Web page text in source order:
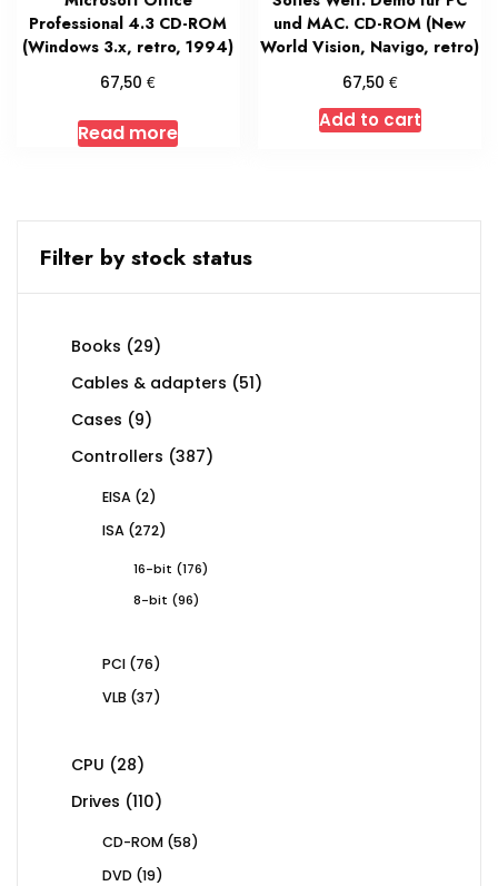
Professional 4.3 CD-ROM
(Windows 3.x, retro, 1994)
67,50€
Read more
und MAC. CD-ROM (New
World Vision, Navigo, retro)
67,50 €
Add to cart
Filter by stock status
Books 2929
Cables & adapters 5151
Cases 99
Controllers 387387
EISA 22
ISA 272272
16-bit 176176
8-bit
9696
PCI 7676
VLB 3737
CPU 2828
Drives 110110
CD-ROM 5858
DVD 1919